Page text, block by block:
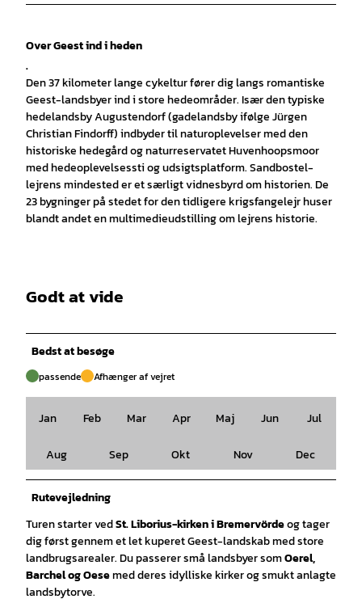
Over Geest ind i heden
.
Den 37 kilometer lange cykeltur fører dig langs romantiske
Geest-landsbyer ind i store hedeområder. Især den typiske
hedelandsby Augustendorf (gadelandsby ifølge Jürgen
Christian Findorff) indbyder til naturoplevelser med den
historiske hedegård og naturreservatet Huvenhoopsmoor
med hedeoplevelsessti og udsigtsplatform. Sandbostel-
lejrens mindested er et særligt vidnesbyrd om historien. De
23 bygninger på stedet for den tidligere krigsfangelejr huser
blandt andet en multimedieudstilling om lejrens historie.
Godt at vide
Bedst at besøge
passende Afhænger af vejret
Jan Feb Mar Apr Maj Jun Jul
Aug Sep Okt Nov Dec
Rutevejledning
Turen starter vedSt. Liborius-kirken i Bremervördeog tager
dig først gennem et let kuperet Geest-landskab med store
landbrugsarealer. Du passerer små landsbyer somOerel,
Barchel og Oesemed deres idylliske kirker og smukt anlagte
landsbytorve.